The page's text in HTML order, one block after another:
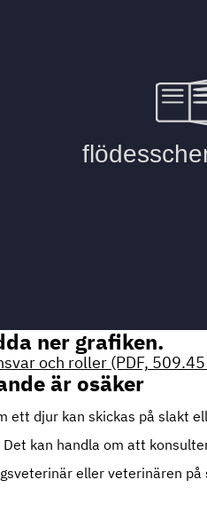
ner grafiken.
och roller (PDF, 509.45
är osäker
ett djur kan skickas på slakt
kan handla om att
eller veterinären på